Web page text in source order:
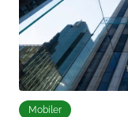
Mobiler